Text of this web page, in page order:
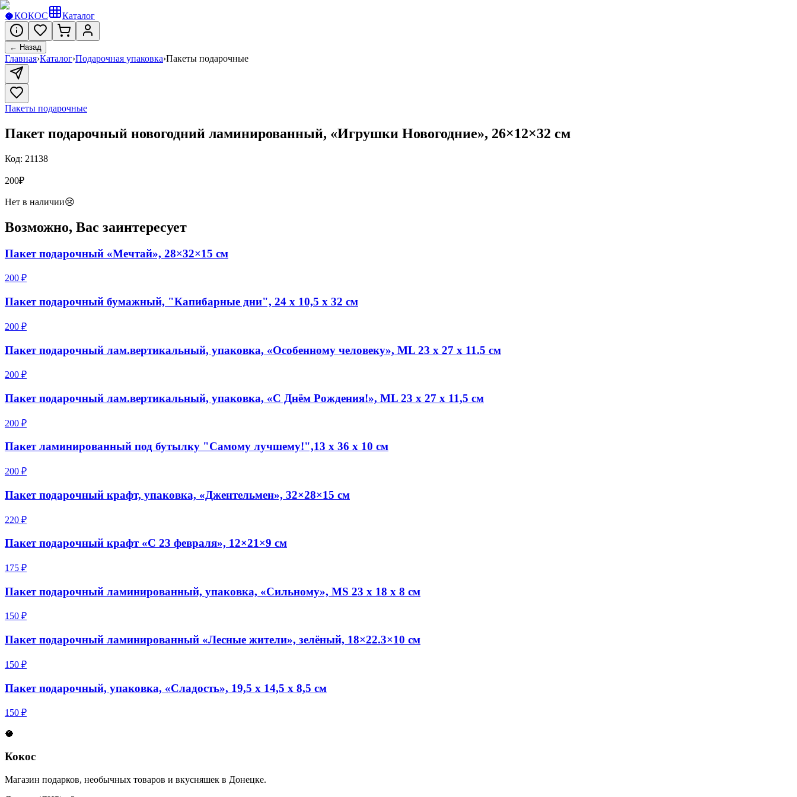
🥥КОКОС Каталог
← Назад
Главная›Каталог›Подарочная упаковка›Пакеты подарочные
Пакеты подарочные
Пакет подарочный новогодний ламинированный, «Игрушки Новогодние», 26×12×32 см
Код: 21138
200₽
Нет в наличии😢
Возможно, Вас заинтересует
Пакет подарочный «Мечтай», 28×32×15 см
200 ₽
Пакет подарочный бумажный, "Капибарные дни", 24 х 10,5 х 32 см
200 ₽
Пакет подарочный лам.вертикальный, упаковка, «Особенному человеку», ML 23 х 27 х 11.5 см
200 ₽
Пакет подарочный лам.вертикальный, упаковка, «С Днём Рождения!», ML 23 х 27 х 11,5 см
200 ₽
Пакет ламинированный под бутылку "Самому лучшему!",13 х 36 х 10 см
200 ₽
Пакет подарочный крафт, упаковка, «Джентельмен», 32×28×15 см
220 ₽
Пакет подарочный крафт «С 23 февраля», 12×21×9 см
175 ₽
Пакет подарочный ламинированный, упаковка, «Сильному», MS 23 х 18 х 8 см
150 ₽
Пакет подарочный ламинированный «Лесные жители», зелёный, 18×22.3×10 см
150 ₽
Пакет подарочный, упаковка, «Сладость», 19,5 х 14,5 х 8,5 см
150 ₽
🥥
Кокос
Магазин подарков, необычных товаров и вкусняшек в Донецке.